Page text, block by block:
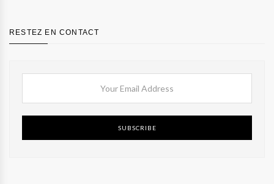
RESTEZ EN CONTACT
SUBSCRIBE